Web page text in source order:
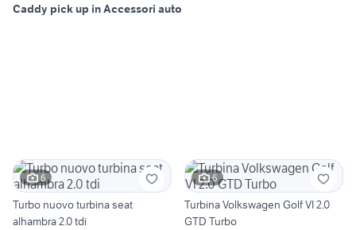
Caddy pick up in Accessori auto
6
Turbo nuovo turbina seat
alhambra 2.0 tdi
6
Turbina Volkswagen Golf VI 2.0
GTD Turbo